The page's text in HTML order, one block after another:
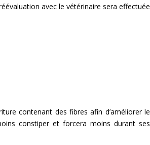
avec le vétérinaire sera effectuée
contenant des fibres afin d’améliorer le
constiper et forcera moins durant ses